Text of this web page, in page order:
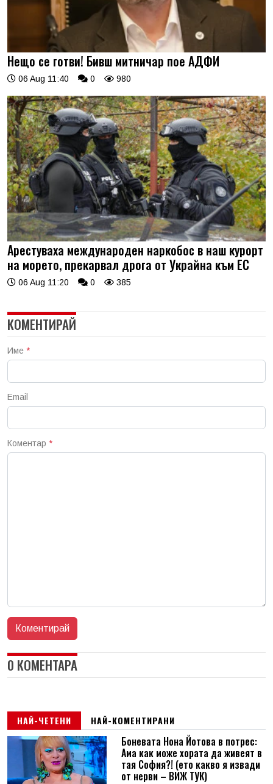
Нещо се готви! Бивш митничар пое АДФИ
06 Aug 11:40 0 980
Арестуваха международен наркобос в наш курорт
на морето, прекарвал дрога от Украйна към ЕС
06 Aug 11:20 0 385
КОМЕНТИРАЙ
Име *
Email
Коментар *
0 КОМЕНТАРА
НАЙ-ЧЕТЕНИ НАЙ-КОМЕНТИРАНИ
Боневата Нона Йотова в потрес:
Ама как може хората да живеят в
тая София?! (ето какво я извади
от нерви – ВИЖ ТУК)